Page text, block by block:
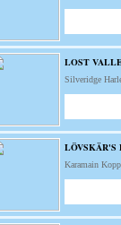
LOST
Silveridge
LÖVSKÄR'S
Karamain